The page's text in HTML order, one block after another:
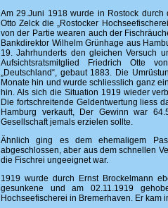
Am 29.Juni 1918 wurde in Rostock durch
Otto Zelck die „Rostocker
von der Partie wearen auch der
Bankdirektor Wilhelm Grünhage aus
19. Jahrhunderts den gleichen Versuch
Aufsichtsratsmitglied Friedrich Otte
„Deutschland“, gebaut 1883. Die
Monate hin und wurde schliesslich ganz
hin. Als sich die Situation 1919 wieder
Die fortschreitende Geldentwertung liess
Hamburg verkauft, Der Gewinn war
Gesellschaft jemals erzielen sollte.
Ähnlich ging es dem ehemaligem
abgeschlossen, aber aus dem schnellen
die Fischrei ungeeignet war.
1919 wurde durch Ernst Brockelmann
gesunkene und am 02.11.1919
Hochseefischerei in Bremerhaven. Er kam